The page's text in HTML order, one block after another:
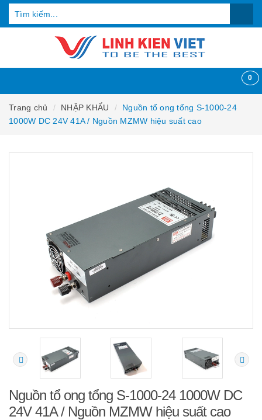
0
Trang chủ NHẬP KHẨU
Nguồn tổ ong tổng S-1000-24
1000W DC 24V 41A / Nguồn MZMW hiệu suất cao
Nguồn tổ ong tổng S-1000-24 1000W DC
24V 41A / Nguồn MZMW hiệu suất cao